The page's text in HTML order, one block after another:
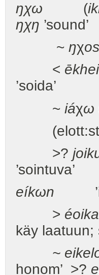
ŋχω (
ŋχŋ ’sound’
~ ŋχos
<
’soida’
~ iáχω
(elott:sta)
>?
’sointuva’
eíkωn
> éoika
käy laatuun;
~
honom’ >?